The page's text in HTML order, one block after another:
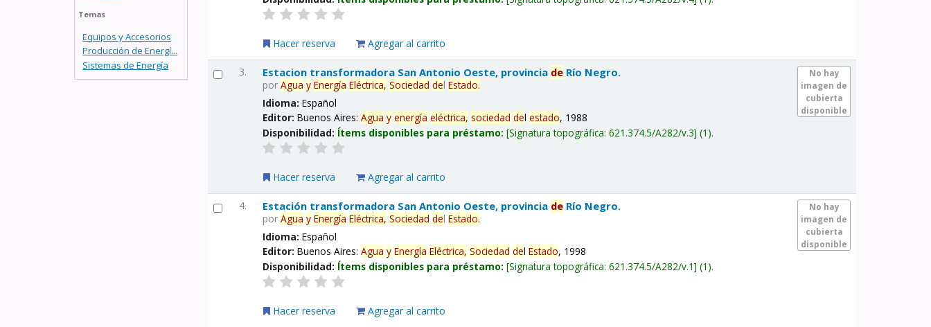
Temas
Equipos y Accesorios
Producción de Energí...
Sistemas de Energía
Hacer reserva Agregar al carrito
3.
No hay
imagen de
cubierta
disponible
Estacion transformadora San Antonio Oeste, provincia de Río Negro.
porAgua y Energía Eléctrica, Sociedad delEstado.
Idioma:Español
Editor:Buenos Aires:Agua y energía eléctrica, sociedad delestado, 1988
Disponibilidad: Ítems disponibles para préstamo: Signatura topográfica:621.374.5/A282/v.3 (1).
Hacer reserva Agregar al carrito
4.
No hay
imagen de
cubierta
disponible
Estación transformadora San Antonio Oeste, provincia de Río Negro.
porAgua y Energía Eléctrica, Sociedad delEstado.
Idioma:Español
Editor:Buenos Aires:Agua y Energía Eléctrica, Sociedad delEstado, 1998
Disponibilidad: Ítems disponibles para préstamo: Signatura topográfica:621.374.5/A282/v.1 (1).
Hacer reserva Agregar al carrito